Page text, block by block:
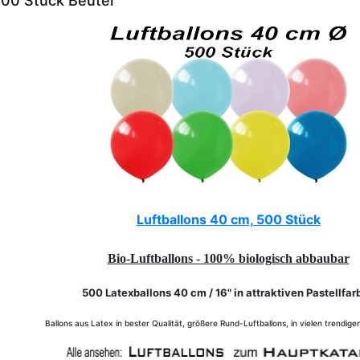
Luftballons 40 cm, 500 Stück
Bio-Luftballons - 100% biologisch abbaubar
500 Latexballons 40 cm / 16" in attraktiven
Ballons aus Latex in bester Qualität, größere Rund-Luftballons, in vielen